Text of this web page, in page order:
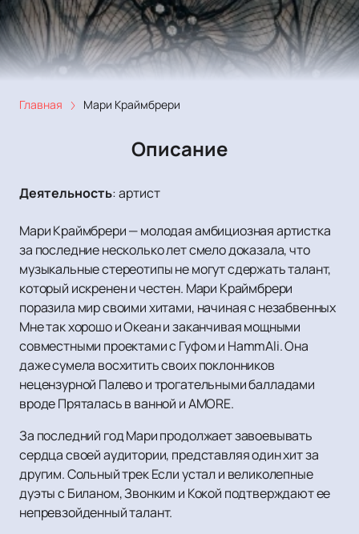
Главная Мари Краймбрери
Описание
Деятельность:артист
Мари Краймбрери — молодая амбициозная артистка
за последние несколько лет смело доказала, что
музыкальные стереотипы не могут сдержать талант,
который искренен и честен. Мари Краймбрери
поразила мир своими хитами, начиная с незабвенных
Мне так хорошо и Океан и заканчивая мощными
совместными проектами с Гуфом и HammAli. Она
даже сумела восхитить своих поклонников
нецензурной Палево и трогательными балладами
вроде Пряталась в ванной и AMORE.
За последний год Мари продолжает завоевывать
сердца своей аудитории, представляя один хит за
другим. Сольный трек Если устал и великолепные
дуэты с Биланом, Звонким и Кокой подтверждают ее
непревзойденный талант.